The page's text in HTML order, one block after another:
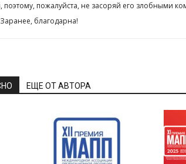
поэтому, пожалуйста, не засоряй его злобными
благодарна!
ЕЩЕ ОТ АВТОРА